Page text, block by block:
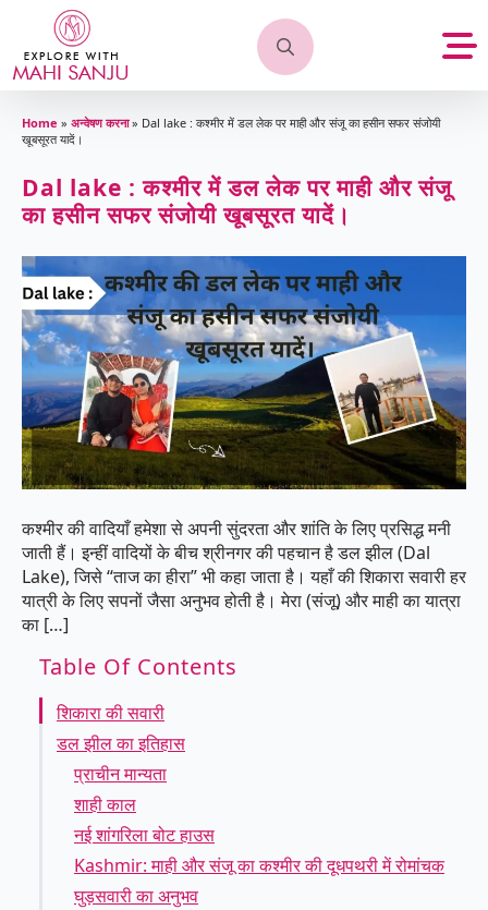
Search
Home » अन्वेषण करना» Dal lake : कश्मीर में डल लेक पर माही और संजू का हसीन सफर संजोयी
खूबसूरत यादें।
Dal lake : कश्मीर में डल लेक पर माही और संजू
का हसीन सफर संजोयी खूबसूरत यादें।
कश्मीर की वादियाँ हमेशा से अपनी सुंदरता और शांति के लिए प्रसिद्ध मनी
जाती हैं। इन्हीं वादियों के बीच श्रीनगर की पहचान है डल झील (Dal
Lake), जिसे “ताज का हीरा” भी कहा जाता है। यहाँ की शिकारा सवारी हर
यात्री के लिए सपनों जैसा अनुभव होती है। मेरा (संजू) और माही का यात्रा
का […]
Table Of Contents
शिकारा की सवारी
डल झील का इतिहास
प्राचीन मान्यता
शाही काल
नई शांगरिला बोट हाउस
Kashmir: माही और संजू का कश्मीर की दूधपथरी में रोमांचक
घुड़सवारी का अनुभव